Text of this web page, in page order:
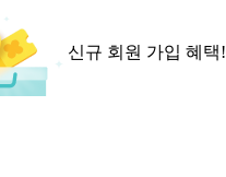
신규 회원 가입 혜택!